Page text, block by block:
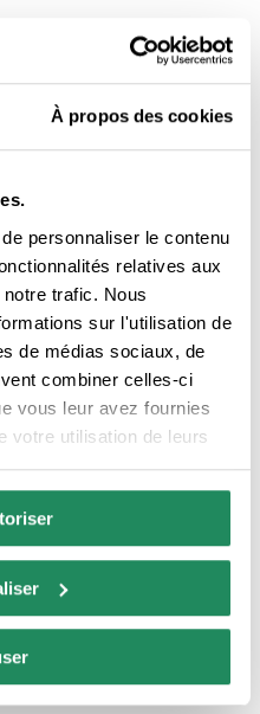
À propos des cookies
personnaliser le contenu
relatives aux
trafic. Nous
sur l'utilisation de
de médias sociaux, de
combiner celles-ci
vous leur avez fournies
votre utilisation de leurs
Bar
est accepté